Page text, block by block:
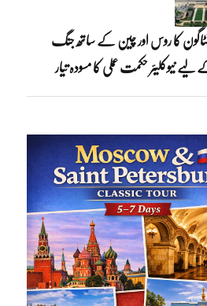
کا روس اور چین کے ساتھ جنگ
نیوکلیئر حکمت عملی کا مسودہ تیار